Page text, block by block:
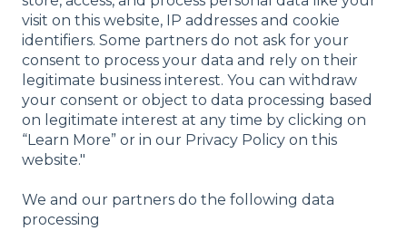
visit on this website, IP addresses and cookie
identifiers. Some partners do not ask for your
consent to process your data and rely on their
legitimate business interest. You can withdraw
your consent or object to data processing based
on legitimate interest at any time by clicking on
“Learn More” or in our Privacy Policy on this
website."
We and our partners do the following data
processing